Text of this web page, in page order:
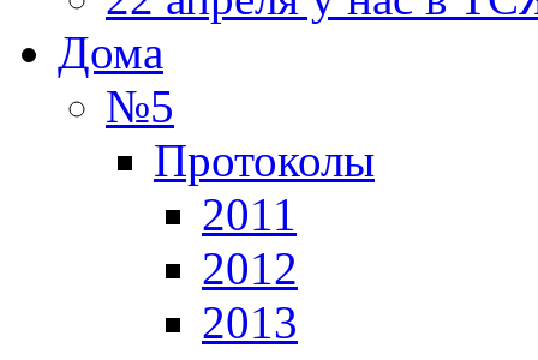
Дома
№5
Протоколы
2011
2012
2013